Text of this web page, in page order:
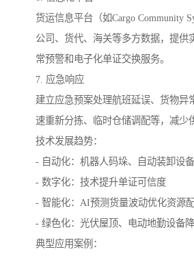
货运信息平台（如Cargo Community
公司、货代、海关等多方数据，提供
常预警和电子化单证交换服务。
7. 应急响应
建立应急预案处理航班延误、货物异
速重新分拣、临时仓储调配等，减少
技术发展趋势：
- 自动化：机器人码垛、自动装卸设
- 数字化：技术提升单证可信度
- 智能化：AI预测货量波动优化资源
- 绿色化：光伏屋顶、电动地勤设备
典型应用案例：